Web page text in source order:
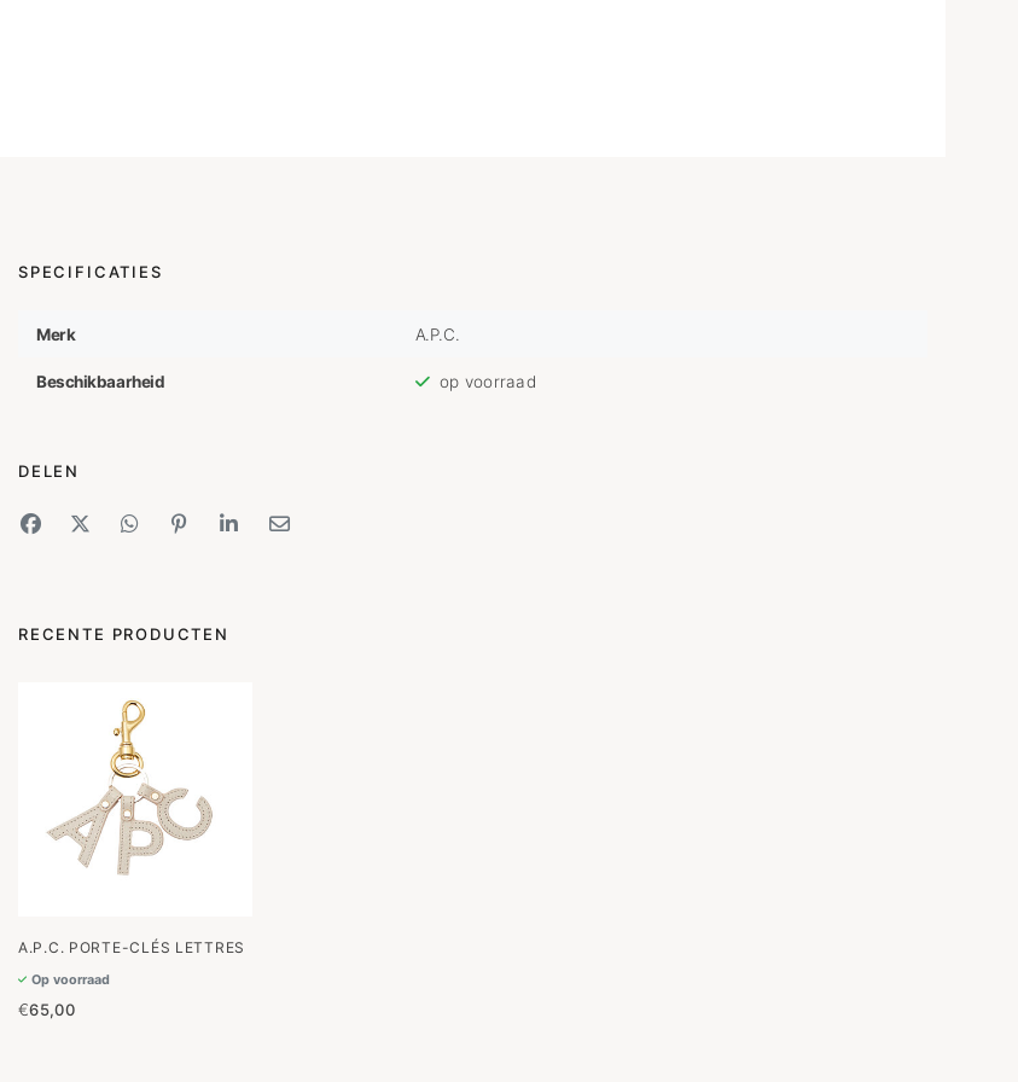
SPECIFICATIES
Merk A.P.C.
Beschikbaarheid op voorraad
DELEN
RECENTE PRODUCTEN
A.P.C. PORTE-CLÉS LETTRES
Op voorraad
€65,00